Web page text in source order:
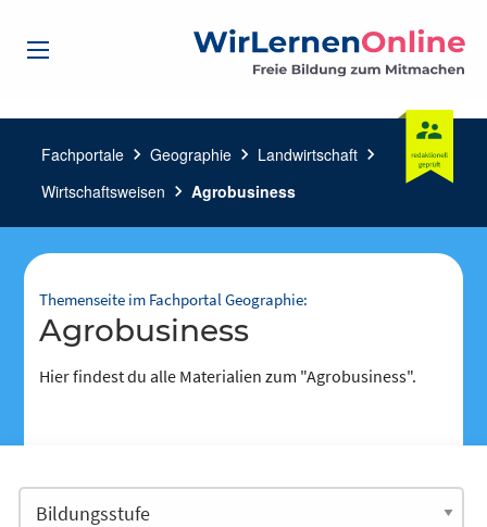
Fachportale chevron_right Geographie chevron_right Landwirtschaft chevron_right
Wirtschaftsweisen chevron_right Agrobusiness
Themenseite im Fachportal Geographie:
Agrobusiness
Hier findest du alle Materialien zum "Agrobusiness".